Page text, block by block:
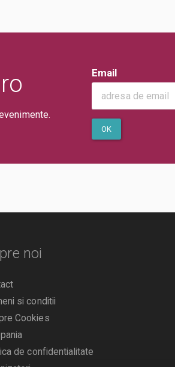
Email
OK
noi
si conditii
Cookies
de confidentialitate